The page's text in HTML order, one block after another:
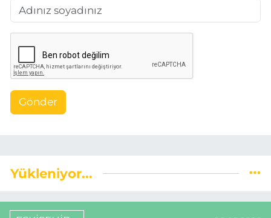
Gönder
Yükleniyor...